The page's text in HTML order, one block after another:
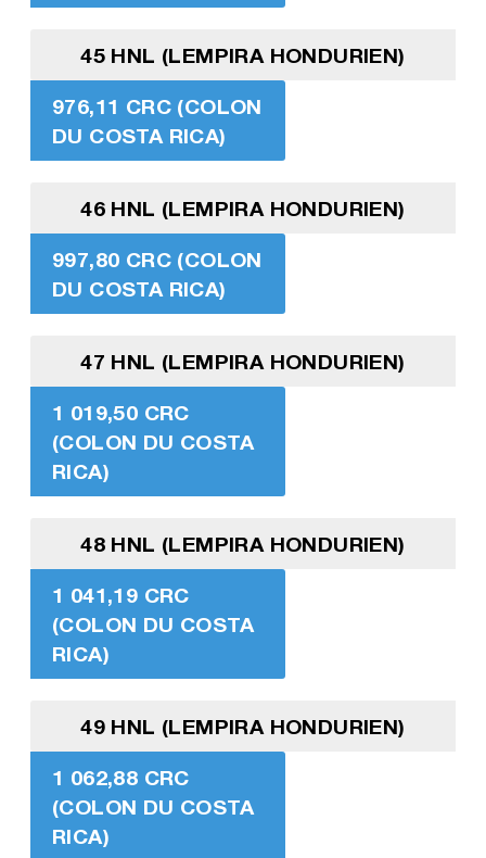
45 HNL (LEMPIRA HONDURIEN)
976,11 CRC (COLON
DU COSTA RICA)
46 HNL (LEMPIRA HONDURIEN)
997,80 CRC (COLON
DU COSTA RICA)
47 HNL (LEMPIRA HONDURIEN)
1 019,50 CRC
(COLON DU COSTA
RICA)
48 HNL (LEMPIRA HONDURIEN)
1 041,19 CRC
(COLON DU COSTA
RICA)
49 HNL (LEMPIRA HONDURIEN)
1 062,88 CRC
(COLON DU COSTA
RICA)